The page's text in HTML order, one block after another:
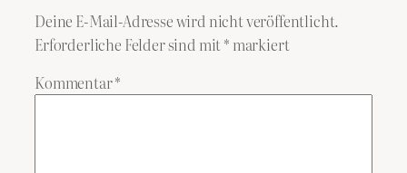
Deine E-Mail-Adresse wird nicht veröffentlicht.
Erforderliche Felder sind mit* markiert
Kommentar*